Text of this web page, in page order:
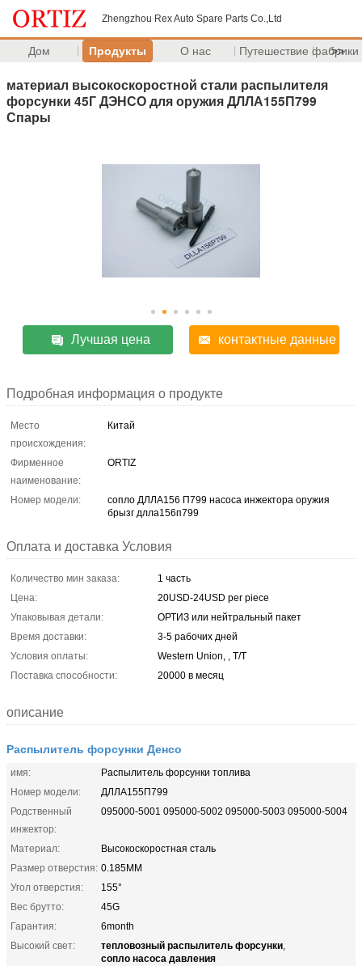
Zhengzhou Rex Auto Spare Parts Co.,Ltd
Дом Продукты О нас Путешествие фабрики
>>
материал высокоскоростной стали распылителя
форсунки 45Г ДЭНСО для оружия ДЛЛА155П799
Спары
Лучшая цена контактные данные
Подробная информация о продукте
Место
происхождения:
Китай
Фирменное
наименование:
ORTIZ
Номер модели:
сопло ДЛЛА156 П799 насоса инжектора оружия
брызг длла156п799
Оплата и доставка Условия
Количество мин заказа:
1 часть
Цена:
20USD-24USD per piece
Упаковывая детали:
ОРТИЗ или нейтральный пакет
Время доставки:
3-5 рабочих дней
Условия оплаты:
Western Union, , T/T
Поставка способности:
20000 в месяц
описание
Распылитель форсунки Денсо
имя:
Распылитель форсунки топлива
Номер модели:
ДЛЛА155П799
Родственный
инжектор:
095000-5001 095000-5002 095000-5003 095000-5004
Материал:
Высокоскоростная сталь
Размер отверстия: 0.185MM
Угол отверстия:
155°
Вес брутто:
45G
Гарантия:
6month
Высокий свет:
тепловозный распылитель форсунки,
сопло насоса давления